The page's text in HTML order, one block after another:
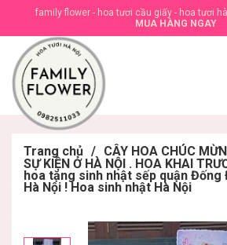
family flower - hoa tươi cầu giấy - hoa tươi
MUA HÀNG NGAY
Trang chủ / CÂY HOA CHÚC
SỰ KIỆN Ở HÀ NỘI . HOA KHAI
hoa tặng sinh nhật sếp quận Đống
Hà Nội ! Hoa sinh nhật Hà Nội